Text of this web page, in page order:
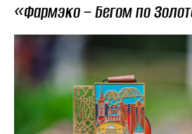
«Фармэко – Бегом по